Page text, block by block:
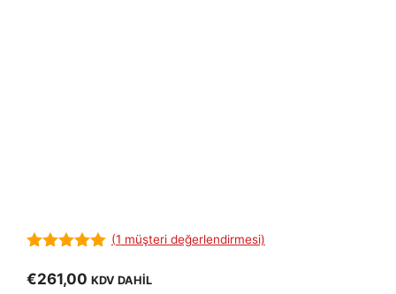
5
(1 müşteri değerlendirmesi)
€261,00 KDV DAHİL